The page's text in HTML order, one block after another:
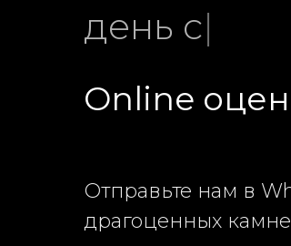
день с
Online
Отправьте нам в
драгоценных